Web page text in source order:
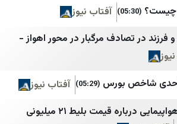
Milliyet
TRT Haber
BBC TURK
آفتاب نیوز
مرگبار در محور اهواز -
(05:29)
آفتاب نیوز
توضیح سازمان هواپیمایی درباره قیمت بلیط ۲۱ میلیونی